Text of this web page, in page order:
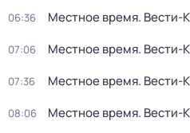
06:36 Местное время. Вести-
07:06 Местное время. Вести-
07:36 Местное время. Вести-
08:06 Местное время. Вести-